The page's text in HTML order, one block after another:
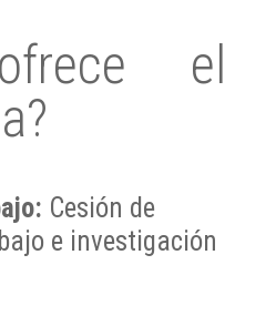
el
Cesión de
e investigación